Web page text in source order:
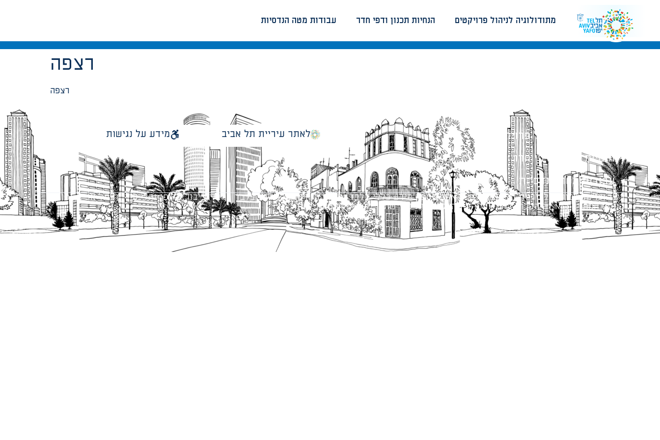
עבודות מטה הנדסיות הנחיות תכנון ודפי חדר מתודולוגיה לניהול פרויקטים
רצפה
רצפה
עבודות מטה הנדסיות
הנחיות תכנון ודפי חדר
מתודולוגיה לניהול פרויקטים לאתר עיריית תל אביב מידע על נגישות
כל הזכויות שמורות לעיריית תל-אביב-יפו. האתר מספק מידע כללי בלבד ומאגד הנחיות תכנוניות בלבד למבני ציבור על פי נהלי עיריית תל אביב-יפו.
הנוסח המחייב הוא זה הקבוע בהוראות הדין הרלוונטיות כפי שתהיינה בתוקף מעת לעת.